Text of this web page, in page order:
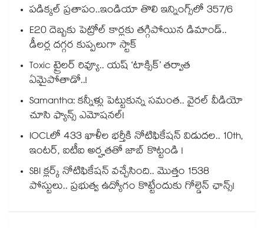
పడిక్కల్‌‌ ప్రతాపం..ఇండియా తొలి ఇన్నింగ్స్‌‌లో 357/6
E20 దెబ్బకు పెట్రోల్ కార్లకు తగ్గిపోయిన డిమాండ్..
డీలర్ల దగ్గర కుప్పలుగా స్టాక్
Toxic ట్రైలర్ రివ్యూ.. యష్ ‘టాక్సిక్’ తర్వాత
ఏమైపోతాడో..!
Samantha: కన్నీళ్లు పెట్టుకున్న సమంత.. వైరల్ వీడియో
చూసి ఫ్యాన్స్ ఎమోషనల్!
IOCLలో 433 ఖాళీల భర్తీకి నోటిఫికేషన్ విడుదల.. 10th,
ఇంటర్, ఐటీఐ అర్హతతో జాబ్ కొట్టండి !
SBI క్లర్క్ నోటిఫికేషన్ వచ్చేసింది.. మొత్తం 1538
పోస్టులు.. ప్రభుత్వ ఉద్యోగం కొట్టేందుకు గోల్డెన్ ఛాన్స్!